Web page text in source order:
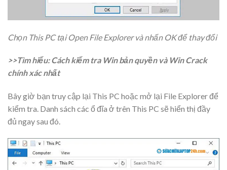
Chọn This PC tại Open File Explorer và nhấn OK để thay đổi
>>Tìm hiểu: Cách kiểm tra Win bản quyền và Win Crack
chính xác nhất
Bây giờ bạn truy cập lại This PC hoặc mở lại File Explorer để
kiểm tra. Danh sách các ổ đĩa ở trên This PC sẽ hiển thị đầy
đủ ngay sau đó.